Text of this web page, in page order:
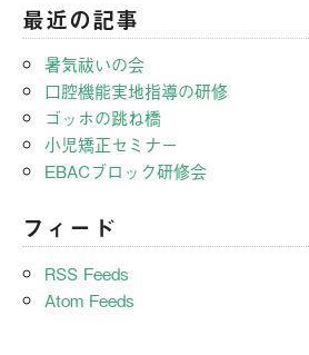
最近の記事
暑気祓いの会
口腔機能実地指導の研修
ゴッホの跳ね橋
小児矯正セミナー
EBACブロック研修会
フィード
RSS Feeds
Atom Feeds